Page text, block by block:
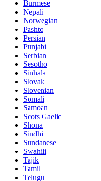
Burmese
Nepali
Norwegian
Pashto
Persian
Punjabi
Serbian
Sesotho
Sinhala
Slovak
Slovenian
Somali
Samoan
Scots Gaelic
Shona
Sindhi
Sundanese
Swahili
Tajik
Tamil
Telugu